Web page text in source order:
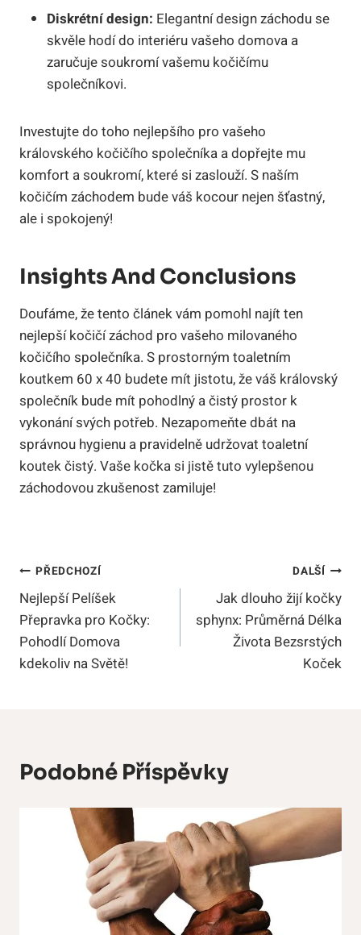
Diskrétní design: Elegantní design záchodu se
skvěle hodí do interiéru vašeho domova a
zaručuje soukromí vašemu kočičímu
společníkovi.
Investujte do toho nejlepšího pro vašeho
královského kočičího společníka a dopřejte mu
komfort a soukromí, které si zaslouží. S naším
kočičím záchodem bude váš kocour nejen šťastný,
ale i spokojený!
Insights And Conclusions
Doufáme, že tento článek vám pomohl najít ten
nejlepší kočičí záchod pro vašeho milovaného
kočičího společníka. S prostorným toaletním
koutkem 60 x 40 budete mít jistotu, že váš královský
společník bude mít pohodlný a čistý prostor k
vykonání svých potřeb. Nezapomeňte dbát na
správnou hygienu a pravidelně udržovat toaletní
koutek čistý. Vaše kočka si jistě tuto vylepšenou
záchodovou zkušenost zamiluje!
Navigace
Pro
Příspěvek
PŘEDCHOZÍ
Nejlepší Pelíšek
Přepravka pro Kočky:
Pohodlí Domova
kdekoliv na Světě!
DALŠÍ
Jak dlouho žijí kočky
sphynx: Průměrná Délka
Života Bezsrstých
Koček
Podobné Příspěvky